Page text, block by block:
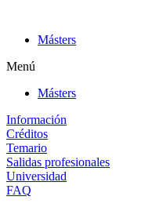
contenidoMásters
Menú
Másters
Información
Créditos
Temario
Salidas profesionales
Universidad
FAQ